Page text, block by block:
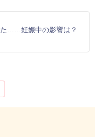
……妊娠中の影響は？